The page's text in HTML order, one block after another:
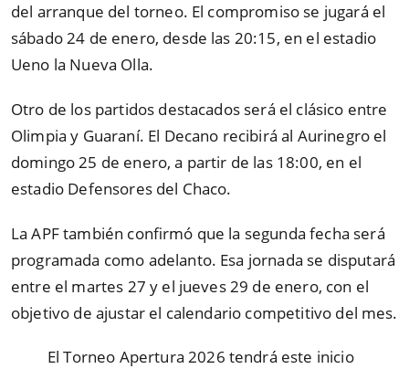
del arranque del torneo. El compromiso se jugará el
sábado 24 de enero, desde las 20:15, en el estadio
Ueno la Nueva Olla.
Otro de los partidos destacados será el clásico entre
Olimpia y Guaraní. El Decano recibirá al Aurinegro el
domingo 25 de enero, a partir de las 18:00, en el
estadio Defensores del Chaco.
La APF también confirmó que la segunda fecha será
programada como adelanto. Esa jornada se disputará
entre el martes 27 y el jueves 29 de enero, con el
objetivo de ajustar el calendario competitivo del mes.
El Torneo Apertura 2026 tendrá este inicio